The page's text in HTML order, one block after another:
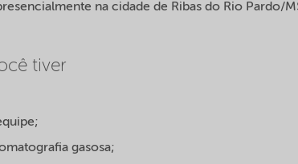
na cidade de Ribas do Rio Pardo/
tiver
gasosa;